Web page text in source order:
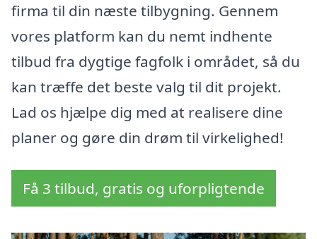
firma til din næste tilbygning. Gennem
vores platform kan du nemt indhente
tilbud fra dygtige fagfolk i området, så du
kan træffe det beste valg til dit projekt.
Lad os hjælpe dig med at realisere dine
planer og gøre din drøm til virkelighed!
Få 3 tilbud, gratis og uforpligtende